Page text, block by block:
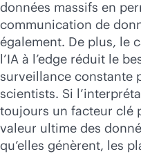
données massifs en
communication de
également. De plus, le
l’IA à l’edge réduit le
surveillance constante
scientists. Si
toujours un facteur clé
valeur ultime des
qu’elles génèrent, les